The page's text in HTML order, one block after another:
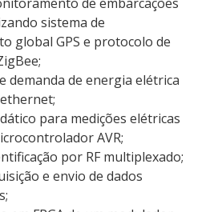
sistema de
global GPS e protocolo de
demanda de energia elétrica
para medições elétricas
AVR;
por RF multiplexado;
e envio de dados